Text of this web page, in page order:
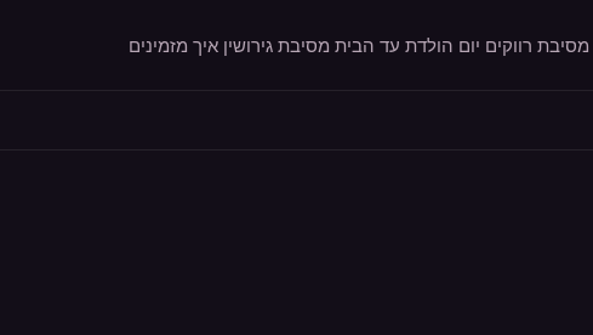
מסיבת רווקים יום הולדת עד הבית מסיבת גירושין איך מזמינים